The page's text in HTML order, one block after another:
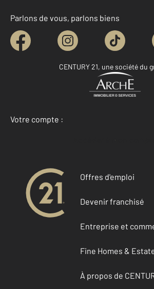
Parlons de vous, parlons biens
CENTURY 21, une société du
Votre compte :
Accéder à mon compte
Offres d'emploi
Devenir franchisé
Entreprise et
Fine Homes &
À propos de